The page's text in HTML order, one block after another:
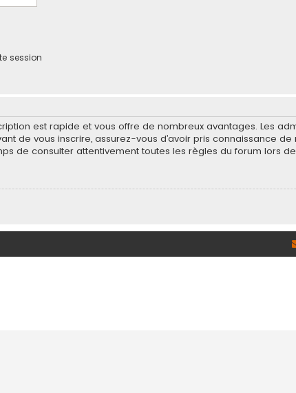
session
est rapide et vous offre de nombreux avantages. Les
de vous inscrire, assurez-vous d’avoir pris connaissance
de consulter attentivement toutes les règles du forum lors